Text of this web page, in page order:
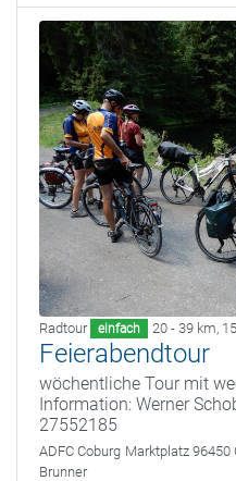
Radtour einfach 20 - 39 km,
Feierabendtour
wöchentliche Tour mit
Information: Werner
27552185
ADFC Coburg Marktplatz 96450
Brunner